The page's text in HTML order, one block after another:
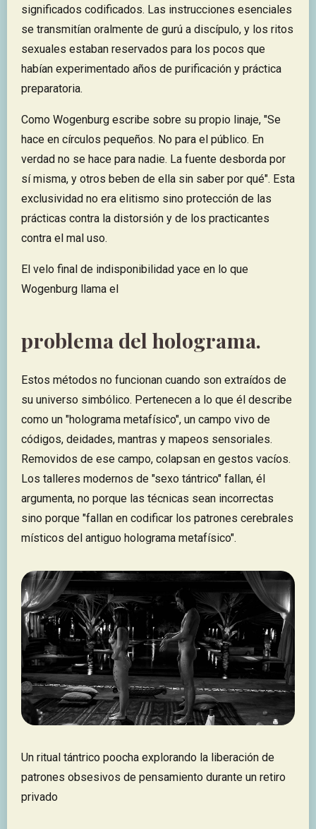
significados codificados. Las instrucciones esenciales
se transmitían oralmente de gurú a discípulo, y los ritos
sexuales estaban reservados para los pocos que
habían experimentado años de purificación y práctica
preparatoria.
Como Wogenburg escribe sobre su propio linaje, "Se
hace en círculos pequeños. No para el público. En
verdad no se hace para nadie. La fuente desborda por
sí misma, y otros beben de ella sin saber por qué". Esta
exclusividad no era elitismo sino protección de las
prácticas contra la distorsión y de los practicantes
contra el mal uso.
El velo final de indisponibilidad yace en lo que
Wogenburg llama el
problema del holograma.
Estos métodos no funcionan cuando son extraídos de
su universo simbólico. Pertenecen a lo que él describe
como un "holograma metafísico", un campo vivo de
códigos, deidades, mantras y mapeos sensoriales.
Removidos de ese campo, colapsan en gestos vacíos.
Los talleres modernos de "sexo tántrico" fallan, él
argumenta, no porque las técnicas sean incorrectas
sino porque "fallan en codificar los patrones cerebrales
místicos del antiguo holograma metafísico".
Un ritual tántrico poocha explorando la liberación de
patrones obsesivos de pensamiento durante un retiro
privado